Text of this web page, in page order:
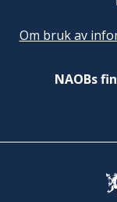
Om bruk av
NAOBs